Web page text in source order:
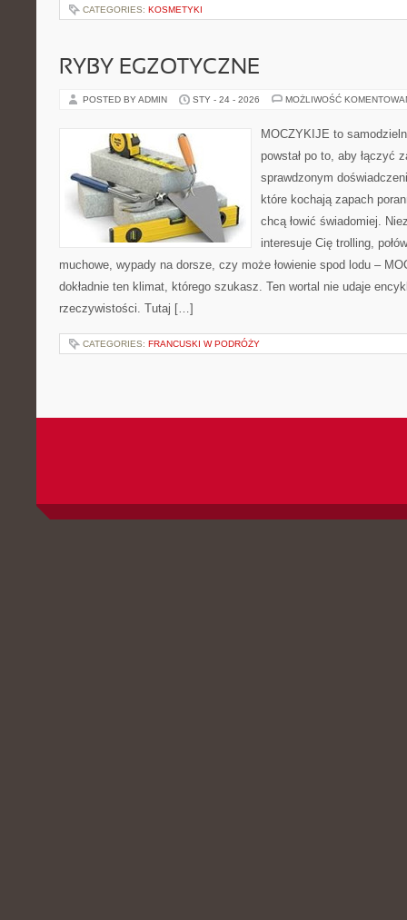
CATEGORIES: KOSMETYKI
RYBY EGZOTYCZNE
POSTED BY ADMIN STY - 24 - 2026 MOŻLIWOŚĆ
MOCZYKIJE to
powstał po to, aby łączyć
sprawdzonym
które kochają zapach
chcą łowić świadomiej.
interesuje Cię trolling,
muchowe, wypady na dorsze, czy może łowienie spod lodu –
dokładnie ten klimat, którego szukasz. Ten wortal nie udaje
rzeczywistości. Tutaj […]
CATEGORIES: FRANCUSKI W PODRÓŻY